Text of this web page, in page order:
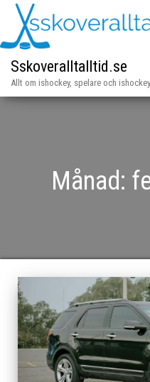
Sskoveralltalltid.se
Allt om ishockey, spelare och
Månad: